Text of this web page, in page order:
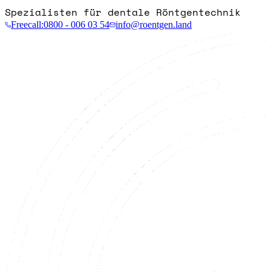
Spezialisten für dentale Röntgentechnik
Freecall:0800 - 006 03 54 info@roentgen.land